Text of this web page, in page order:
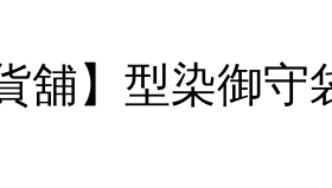
舖】型染御守